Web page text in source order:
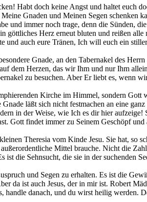
Habt doch keine Angst und haltet euch
Gnaden und Meinen Segen schenken
und immer noch trage, denn die Sünden,
Herz erneut bluten und reißen
und auch eure Tränen, Ich will euch ein
Gnade, an den Tabernakel des
dem Herzen, das wir Ihm und nur Ihm
zu besuchen. Aber Er liebt es, wenn
Kirche im Himmel, sondern Gott
läßt sich nicht festmachen an eine
in der Weise, wie Ich es dir hier aufzeige!
Gott findet immer zu Seinem Geschöpf
Theresia vom Kinde Jesu. Sie hat, so
Mittel brauche. Nicht die
die Sehnsucht, die sie in der suchenden
und Segen zu erhalten. Es ist die
da ist auch Jesus, der in mir ist. Robert
danach, und du wirst heilig werden.